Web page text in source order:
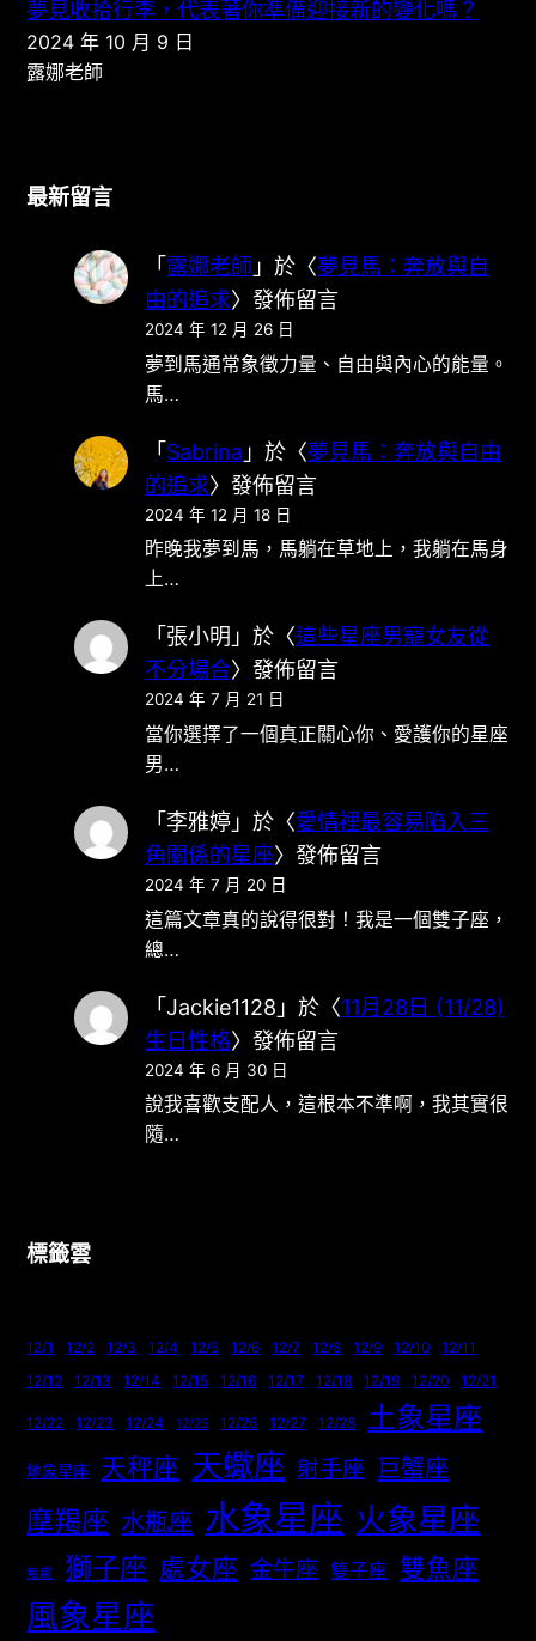
夢見收拾行李，代表著你準備迎接新的變化嗎？
2024 年 10 月 9 日
露娜老師
最新留言
「 露娜老師 」於〈夢見馬：奔放與自
由的追求〉發佈留言
2024 年 12 月 26 日
夢到馬通常象徵力量、自由與內心的能量。
馬…
「Sabrina 」於〈夢見馬：奔放與自由
的追求〉發佈留言
2024 年 12 月 18 日
昨晚我夢到馬，馬躺在草地上，我躺在馬身
上…
「 張小明 」於〈這些星座男寵女友從
不分場合〉發佈留言
2024 年 7 月 21 日
當你選擇了一個真正關心你、愛護你的星座
男…
「 李雅婷」於〈愛情裡最容易陷入三
角關係的星座〉發佈留言
2024 年 7 月 20 日
這篇文章真的說得很對！我是一個雙子座，
總…
「Jackie1128 」於〈11月28日 (11/28)
生日性格〉發佈留言
2024 年 6 月 30 日
說我喜歡支配人，這根本不準啊，我其實很
隨…
標籤雲
12/1 12/2 12/3 12/4 12/5 12/6 12/7 12/8 12/9 12/10
12/11
12/12
12/13 12/14 12/15 12/16 12/17 12/18 12/19 12/20 12/21
12/22 12/23 12/24 12/25 12/26 12/27 12/28 土象星座
地象星座 天秤座 天蠍座 射手座 巨蟹座
摩羯座 水瓶座 水象星座 火象星座
焦慮 獅子座 處女座 金牛座 雙子座 雙魚座
風象星座